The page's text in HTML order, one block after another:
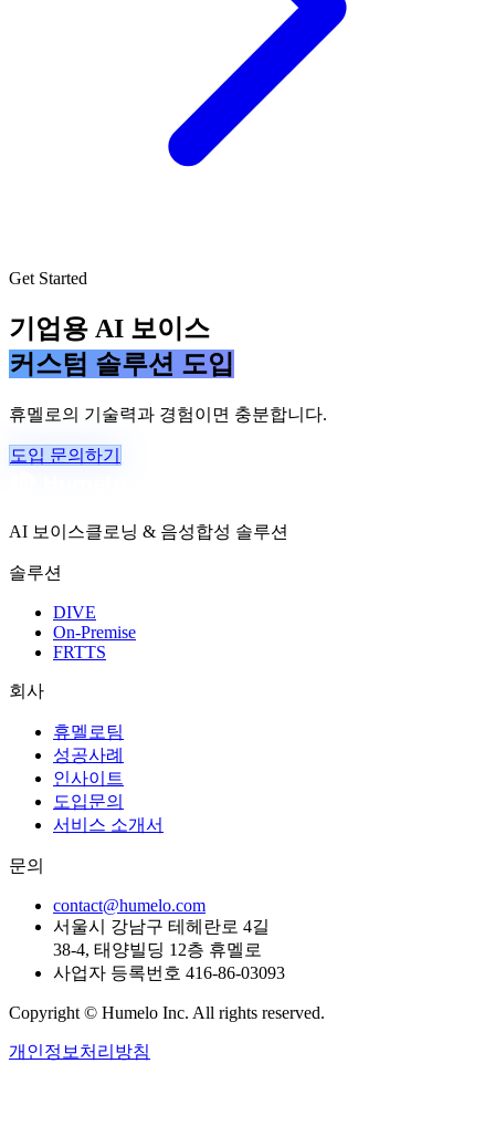
Get Started
기업용 AI 보이스
커스텀 솔루션 도입
휴멜로의 기술력과 경험이면 충분합니다.
도입 문의하기
AI 보이스클로닝 & 음성합성 솔루션
솔루션
DIVE
On-Premise
FRTTS
회사
휴멜로팀
성공사례
인사이트
도입문의
서비스 소개서
문의
contact@humelo.com
서울시 강남구 테헤란로 4길
38-4, 태양빌딩 12층 휴멜로
사업자 등록번호 416-86-03093
Copyright © Humelo Inc. All rights reserved.
개인정보처리방침